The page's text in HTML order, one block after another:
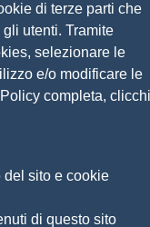
di terze parti che
utenti. Tramite
selezionare le
e/o modificare le
completa, clicchi
sito e cookie
di questo sito